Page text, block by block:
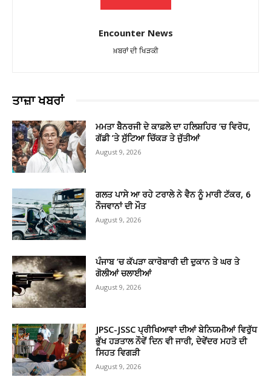
Encounter News
ਖ਼ਬਰਾਂ ਦੀ ਖਿੜਕੀ
ਤਾਜ਼ਾ ਖਬਰਾਂ
ਮਮਤਾ ਬੈਨਰਜੀ ਦੇ ਕਾਫ਼ਲੇ ਦਾ ਹਲਿਸ਼ਹਿਰ ’ਚ ਵਿਰੋਧ,
ਗੱਡੀ ’ਤੇ ਸੁੱਟਿਆ ਚਿੱਕੜ ਤੇ ਜੁੱਤੀਆਂ
August 9, 2026
ਗਲਤ ਪਾਸੇ ਆ ਰਹੇ ਟਰਾਲੇ ਨੇ ਵੈਨ ਨੂੰ ਮਾਰੀ ਟੱਕਰ, 6
ਨੌਜਵਾਨਾਂ ਦੀ ਮੌਤ
August 9, 2026
ਪੰਜਾਬ ’ਚ ਕੱਪੜਾ ਕਾਰੋਬਾਰੀ ਦੀ ਦੁਕਾਨ ਤੇ ਘਰ ਤੇ
ਗੋਲੀਆਂ ਚਲਾਈਆਂ
August 9, 2026
JPSC-JSSC ਪ੍ਰੀਖਿਆਵਾਂ ਦੀਆਂ ਬੇਨਿਯਮੀਆਂ ਵਿਰੁੱਧ
ਭੁੱਖ ਹੜਤਾਲ ਨੌਵੇਂ ਦਿਨ ਵੀ ਜਾਰੀ, ਦੇਵੇਂਦਰ ਮਹਤੋ ਦੀ
ਸਿਹਤ ਵਿਗੜੀ
August 9, 2026